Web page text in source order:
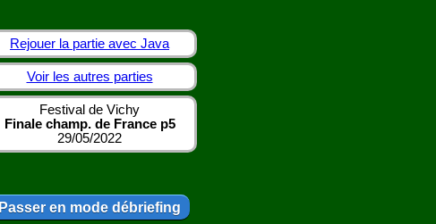
Rejouer la partie avec Java
Voir les autres parties
Festival de Vichy
Finale champ. de France p5
29/05/2022
Passer en mode débriefing